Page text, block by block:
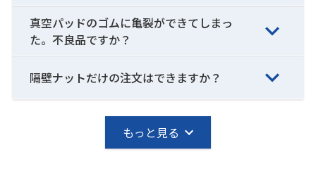
真空パッドのゴムに亀裂ができてしまっ
た。不良品ですか？
隔壁ナットだけの注文はできますか？
もっと見る